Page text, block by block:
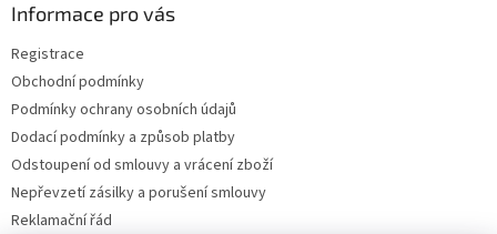
Informace pro vás
Registrace
Obchodní podmínky
Podmínky ochrany osobních údajů
Dodací podmínky a způsob platby
Odstoupení od smlouvy a vrácení zboží
Nepřevzetí zásilky a porušení smlouvy
Reklamační řád